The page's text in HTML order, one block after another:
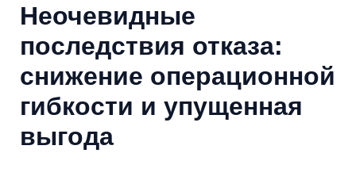
Неочевидные
последствия отказа:
снижение операционной
гибкости и упущенная
выгода